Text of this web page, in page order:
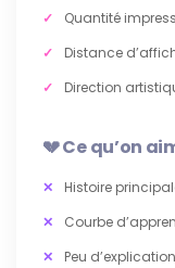
Quantité
Distance
Direction
Ce qu’on
Histoire
Courbe
Peu